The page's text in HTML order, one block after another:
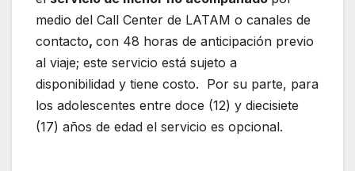
medio del Call Center de LATAM o canales de
contacto, con 48 horas de anticipación previo
al viaje; este servicio está sujeto a
disponibilidad y tiene costo. Por su parte, para
los adolescentes entre doce (12) y diecisiete
(17) años de edad el servicio es opcional.